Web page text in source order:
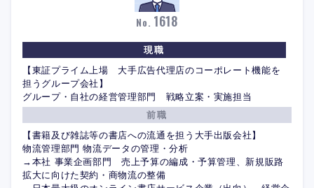
No. 1618
現職
【東証プライム上場 大手広告代理店のコーポレート機能を
担うグループ会社】
グループ・自社の経営管理部門 戦略立案・実施担当
前職
【書籍及び雑誌等の書店への流通を担う大手出版会社】
物流管理部門 物流データの管理・分析
→本社 事業企画部門 売上予算の編成・予算管理、新規販路
拡大に向けた契約・商物流の整備